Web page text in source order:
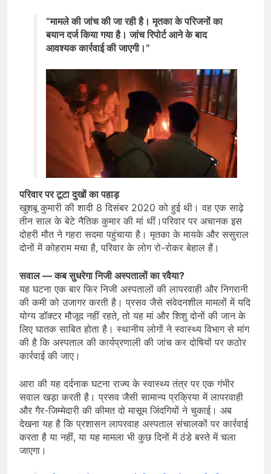
“मामले की जांच की जा रही है। मृतका के परिजनों का
बयान दर्ज किया गया है। जांच रिपोर्ट आने के बाद
आवश्यक कार्रवाई की जाएगी।”
परिवार पर टूटा दुखों का पहाड़
खुशबू कुमारी की शादी 8 दिसंबर 2020 को हुई थी। वह एक साढ़े
तीन साल के बेटे नैतिक कुमार की मां थीं।परिवार पर अचानक इस
दोहरी मौत ने गहरा सदमा पहुंचाया है। मृतका के मायके और ससुराल
दोनों में कोहराम मचा है, परिवार के लोग रो-रोकर बेहाल हैं।
सवाल — कब सुधरेगा निजी अस्पतालों का रवैया?
यह घटना एक बार फिर निजी अस्पतालों की लापरवाही और निगरानी
की कमी को उजागर करती है। प्रसव जैसे संवेदनशील मामलों में यदि
योग्य डॉक्टर मौजूद नहीं रहते, तो यह मां और शिशु दोनों की जान के
लिए घातक साबित होता है। स्थानीय लोगों ने स्वास्थ्य विभाग से मांग
की है कि अस्पताल की कार्यप्रणाली की जांच कर दोषियों पर कठोर
कार्रवाई की जाए।
आरा की यह दर्दनाक घटना राज्य के स्वास्थ्य तंत्र पर एक गंभीर
सवाल खड़ा करती है। प्रसव जैसी सामान्य प्रक्रिया में लापरवाही
और गैर-जिम्मेदारी की कीमत दो मासूम जिंदगियों ने चुकाई। अब
देखना यह है कि प्रशासन लापरवाह अस्पताल संचालकों पर कार्रवाई
करता है या नहीं, या यह मामला भी कुछ दिनों में ठंडे बस्ते में चला
जाएगा।